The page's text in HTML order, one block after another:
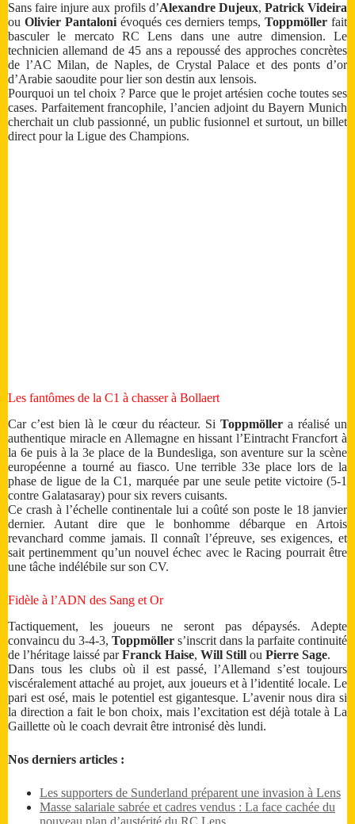
Sans faire injure aux profils d’Alexandre Dujeux, Patrick Videira
ou Olivier Pantaloniévoqués ces derniers temps,Toppmöller fait
basculer le mercato RC Lens dans une autre dimension. Le
technicien allemand de 45 ans a repoussé des approches concrètes
de l’AC Milan, de Naples, de Crystal Palace et des ponts d’or
d’Arabie saoudite pour lier son destin aux lensois.
Pourquoi un tel choix ? Parce que le projet artésien coche toutes ses
cases. Parfaitement francophile, l’ancien adjoint du Bayern Munich
cherchait un club passionné, un public fusionnel et surtout, un billet
direct pour la Ligue des Champions.
Les fantômes de la C1 à chasser à Bollaert
Car c’est bien là le cœur du réacteur. SiToppmöller a réalisé un
authentique miracle en Allemagne en hissant l’Eintracht Francfort à
la 6e puis à la 3e place de la Bundesliga, son aventure sur la scène
européenne a tourné au fiasco. Une terrible 33e place lors de la
phase de ligue de la C1, marquée par une seule petite victoire (5-1
contre Galatasaray) pour six revers cuisants.
Ce crash à l’échelle continentale lui a coûté son poste le 18 janvier
dernier. Autant dire que le bonhomme débarque en Artois
revanchard comme jamais. Il connaît l’épreuve, ses exigences, et
sait pertinemment qu’un nouvel échec avec le Racing pourrait être
une tâche indélébile sur son CV.
Fidèle à l’ADN des Sang et Or
Tactiquement, les joueurs ne seront pas dépaysés. Adepte
convaincu du 3-4-3, Toppmöller s’inscrit dans la parfaite continuité
de l’héritage laissé parFranck Haise, Will Still ou Pierre Sage.
Dans tous les clubs où il est passé, l’Allemand s’est toujours
viscéralement attaché au projet, aux joueurs et à l’identité locale. Le
pari est osé, mais le potentiel est gigantesque. L’avenir nous dira si
la direction a fait le bon choix, mais l’excitation est déjà totale à La
Gaillette où le coach devrait être intronisé dès lundi.
Nos derniers articles :
Les supporters de Sunderland préparent une invasion à Lens
Masse salariale sabrée et cadres vendus : La face cachée du
nouveau plan d’austérité du RC Lens